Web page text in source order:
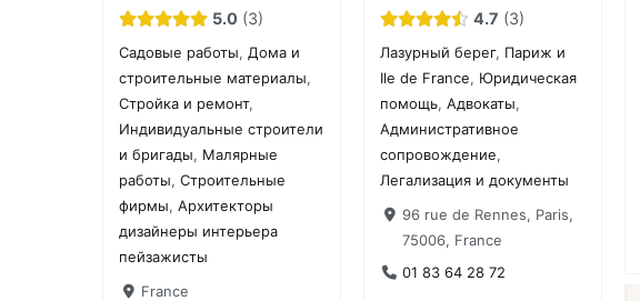
5.0 3
Садовые работы, Дома и
строительные материалы,
Стройка и ремонт,
Индивидуальные строители
и бригады, Малярные
работы,Строительные
фирмы,Архитекторы
дизайнеры интерьера
пейзажисты
France
4.7 3
Лазурный берег, Париж и
Ile de France, Юридическая
помощь,Адвокаты,
Административное
сопровождение,
Легализация и документы
96 rue de Rennes, Paris,
75006, France
01 83 64 28 72